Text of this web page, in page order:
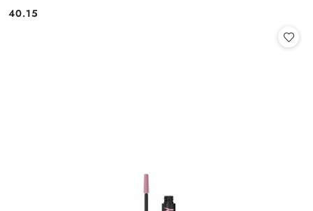
Cena:
40.15